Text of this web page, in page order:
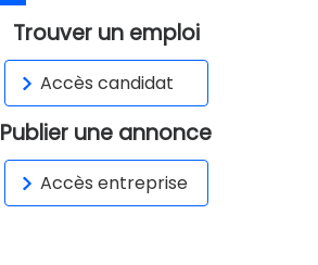
Trouver un emploi
Accès candidat
Publier une annonce
Accès entreprise